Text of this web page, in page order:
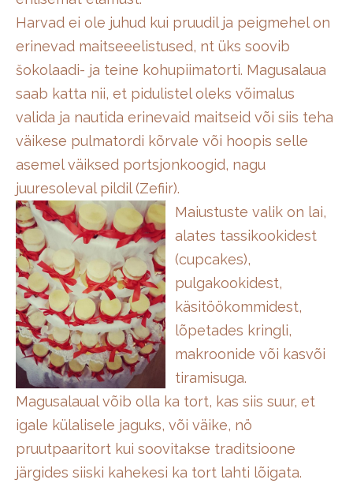
Harvad ei ole juhud kui pruudil ja peigmehel on
erinevad maitseeelistused, nt üks soovib
šokolaadi- ja teine kohupiimatorti. Magusalaua
saab katta nii, et pidulistel oleks võimalus
valida ja nautida erinevaid maitseid või siis teha
väikese pulmatordi kõrvale või hoopis selle
asemel väiksed portsjonkoogid, nagu
juuresoleval pildil (Zefiir).
Maiustuste valik on lai,
alates tassikookidest
(cupcakes),
pulgakookidest,
käsitöökommidest,
lõpetades kringli,
makroonide või kasvõi
tiramisuga.
Magusalaual võib olla ka tort, kas siis suur, et
igale külalisele jaguks, või väike, nö
pruutpaaritort kui soovitakse traditsioone
järgides siiski kahekesi ka tort lahti lõigata.